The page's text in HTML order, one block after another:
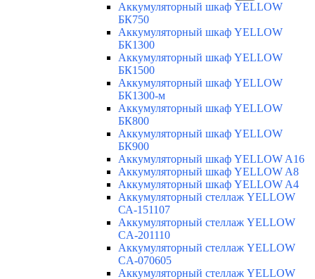
Аккумуляторный шкаф YELLOW
БК750
Аккумуляторный шкаф YELLOW
БК1300
Аккумуляторный шкаф YELLOW
БК1500
Аккумуляторный шкаф YELLOW
БК1300-м
Аккумуляторный шкаф YELLOW
БК800
Аккумуляторный шкаф YELLOW
БК900
Аккумуляторный шкаф YELLOW A16
Аккумуляторный шкаф YELLOW A8
Аккумуляторный шкаф YELLOW A4
Аккумуляторный стеллаж YELLOW
СА-151107
Аккумуляторный стеллаж YELLOW
CA-201110
Аккумуляторный стеллаж YELLOW
CA-070605
Аккумуляторный стеллаж YELLOW